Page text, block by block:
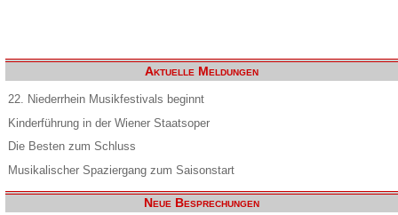
Aktuelle Meldungen
22. Niederrhein Musikfestivals beginnt
Kinderführung in der Wiener Staatsoper
Die Besten zum Schluss
Musikalischer Spaziergang zum Saisonstart
Neue Besprechungen